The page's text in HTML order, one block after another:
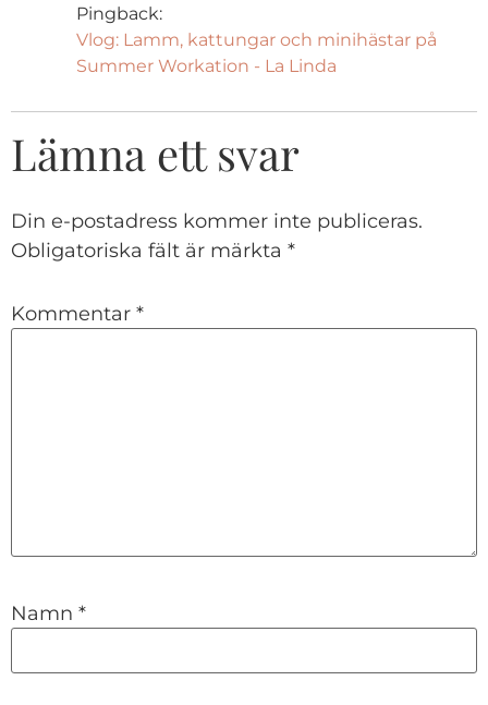
Pingback:
Vlog: Lamm, kattungar och minihästar på
Summer Workation - La Linda
Lämna ett svar
Din e-postadress kommer inte publiceras.
Obligatoriska fält är märkta *
Kommentar *
Namn *